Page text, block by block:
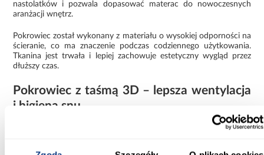
nastolatków i pozwala dopasować materac do nowoczesnych
aranżacji wnętrz.
Pokrowiec został wykonany z materiału o wysokiej odporności na
ścieranie, co ma znaczenie podczas codziennego użytkowania.
Tkanina jest trwała i lepiej zachowuje estetyczny wygląd przez
dłuższy czas.
Pokrowiec z taśmą 3D – lepsza wentylacja
i higiena snu
W pokrowcu zastosowano ozdobną taśmę 3D, która wspomaga
cyrkulację powietrza wewnątrz materaca. Odpowiednia
utrzymanie lepszej higieny snu.